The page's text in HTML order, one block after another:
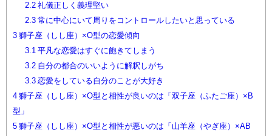
2.2礼儀正しく義理堅い
2.3常に中心にいて周りをコントロールしたいと思っている
3 獅子座（しし座）×O型の恋愛傾向
3.1 平凡な恋愛はすぐに飽きてしまう
3.2自分の都合のいいように解釈しがち
3.3恋愛をしている自分のことが大好き
4 獅子座（しし座）×O型と相性が良いのは「双子座（ふたご座）×B
型」
5 獅子座（しし座）×O型と相性が悪いのは「山羊座（やぎ座）×AB